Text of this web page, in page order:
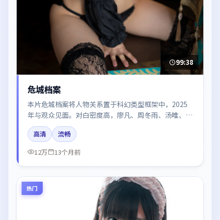
99:38
危城档案
本片危城档案将人物关系置于科幻类型框架中，2025
年与观众见面。对白密度高，廖凡、周冬雨、汤唯、谭
卓、木村拓哉的台词节奏值得关注；整体气质偏泰国都
市与冷色调摄影。
高清
流畅
12万
13个月前
热门